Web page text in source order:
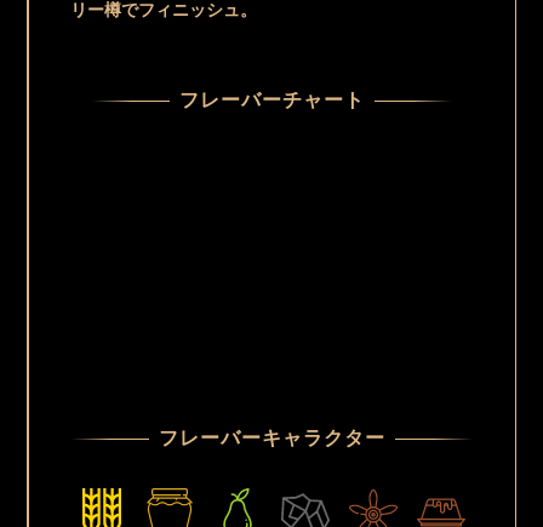
リー樽でフィニッシュ。
フレーバーチャート
フレーバーキャラクター